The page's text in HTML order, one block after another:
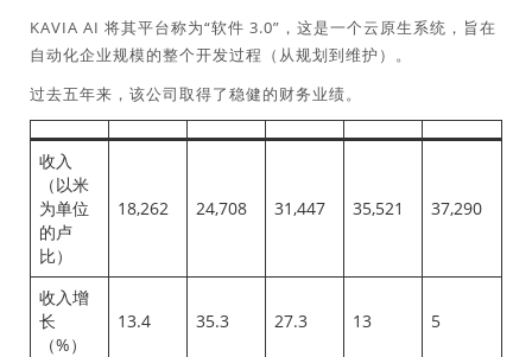
KAVIA AI 将其平台称为“软件 3.0”，这是一个云原生系统，旨在
自动化企业规模的整个开发过程（从规划到维护）。
过去五年来，该公司取得了稳健的财务业绩。
收入
（以米
为单位
的卢
比）
18,262 24,708 31,447 35,521 37,290
收入增
长
（%）
13.4 35.3 27.3 13 5